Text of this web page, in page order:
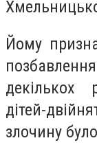
Йому
декількох
дітей-
злочину